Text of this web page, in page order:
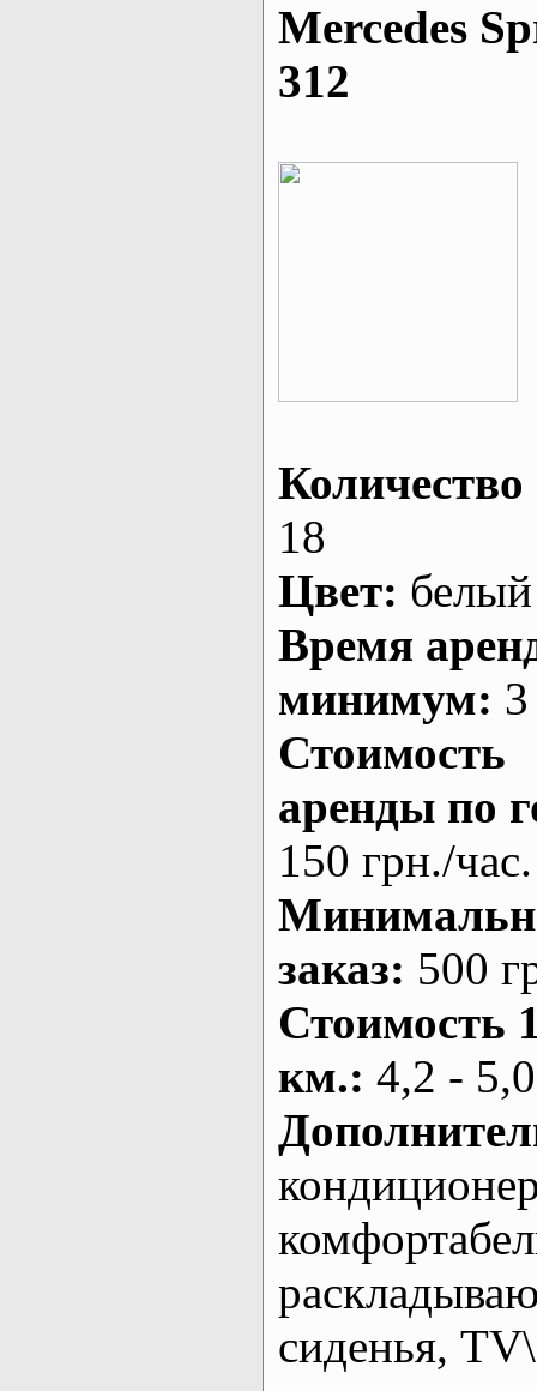
Mеrcedes
312
Количество
18
Цвет: белый
Время
минимум:
Стоимость
аренды по
150 грн./час.
заказ: 500
Стоимость
км.: 4,2 -
сиденья,